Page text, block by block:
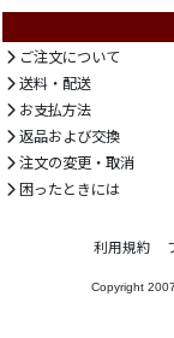
ご注文について
送料・配送
お支払方法
返品および交換
注文の変更・取消
困ったときには
利用規約
Copyright